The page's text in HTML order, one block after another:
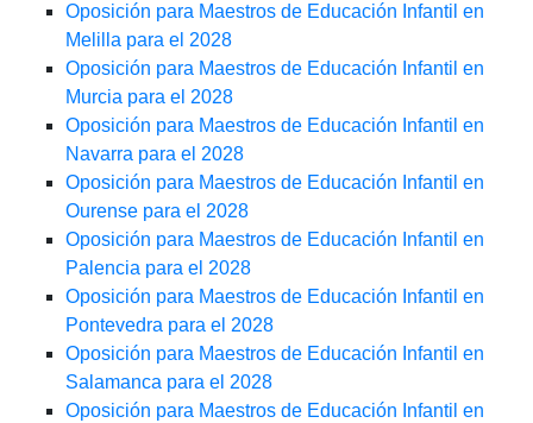
Oposición para Maestros de Educación Infantil en
Melilla para el 2028
Oposición para Maestros de Educación Infantil en
Murcia para el 2028
Oposición para Maestros de Educación Infantil en
Navarra para el 2028
Oposición para Maestros de Educación Infantil en
Ourense para el 2028
Oposición para Maestros de Educación Infantil en
Palencia para el 2028
Oposición para Maestros de Educación Infantil en
Pontevedra para el 2028
Oposición para Maestros de Educación Infantil en
Salamanca para el 2028
Oposición para Maestros de Educación Infantil en